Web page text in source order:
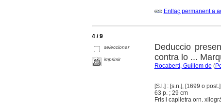
Enllaç permanent a
4 / 9
seleccionar
imprimir
Deduccio
contra lo ...
Rocaberti, Guillem de (
[S.l.] : [s.n.], [1699 o post.]
63 p. ; 29 cm
Fris i caplletra orn.